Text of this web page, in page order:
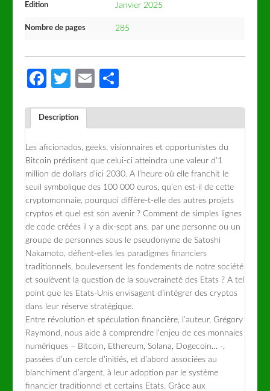
Edition Janvier 2025
Nombre de pages 285
Facebook
Twitter
Email
Description
Les aficionados, geeks, visionnaires et opportunistes du
Bitcoin prédisent que celui-ci atteindra une valeur d’1
million de dollars d’ici 2030. A l’heure où elle franchit le
seuil symbolique des 100 000 euros, qu’en est-il de cette
cryptomonnaie, pourquoi diffère-t-elle des autres projets
cryptos et quel est son avenir ? Comment de simples lignes
de code créées il y a dix-sept ans, par une personne ou un
groupe de personnes sous le pseudonyme de Satoshi
Nakamoto, défient-elles les paradigmes financiers
traditionnels, bouleversent les fondements de notre société
et soulèvent la question de la souveraineté des Etats ? A tel
point que les Etats-Unis envisagent d’intégrer des cryptos
dans leur réserve stratégique.
Entre révolution et spéculation financière, l’auteur, Grégory
Raymond, nous aide à comprendre l’enjeu de ces monnaies
numériques – Bitcoin, Ethereum, Solana, Dogecoin… -,
passées d’un cercle d’initiés, et d’abord associées au
blanchiment d’argent, à leur adoption par le système
financier traditionnel et certains Etats. Grâce aux